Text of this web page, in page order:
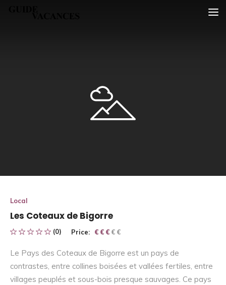
Local
Les Coteaux de Bigorre
(0) Price: € € € € €
€ € €
Le Pays des Coteaux de Bigorre est un pays de
contrastes, entre collines boisées et vallées fertiles, entre
villages peuplés et sous-bois presque sauvages. Ce pays